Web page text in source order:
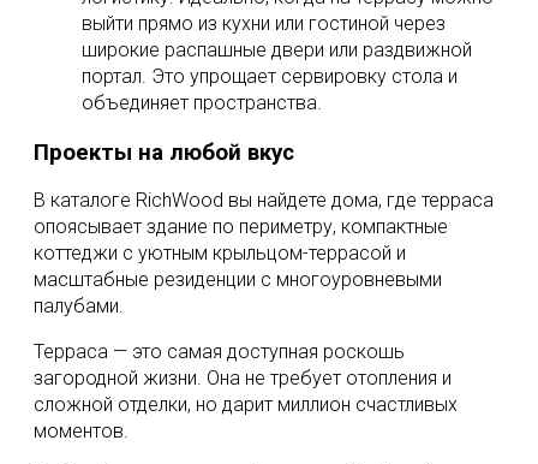
выйти прямо из кухни или гостиной через
широкие распашные двери или раздвижной
портал. Это упрощает сервировку стола и
объединяет пространства.
Проекты на любой вкус
В каталоге RichWood вы найдете дома, где терраса
опоясывает здание по периметру, компактные
коттеджи с уютным крыльцом-террасой и
масштабные резиденции с многоуровневыми
палубами.
Терраса — это самая доступная роскошь
загородной жизни. Она не требует отопления и
сложной отделки, но дарит миллион счастливых
моментов.